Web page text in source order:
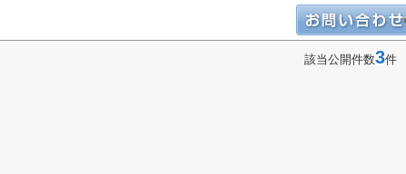
該当公開件数3件